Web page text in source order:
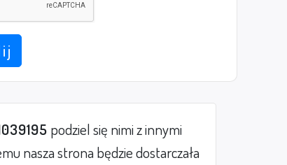
podziel się nimi z innymi
nasza strona będzie dostarczała